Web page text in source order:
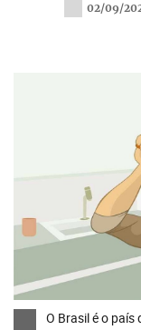
02/09/
O Brasil é o